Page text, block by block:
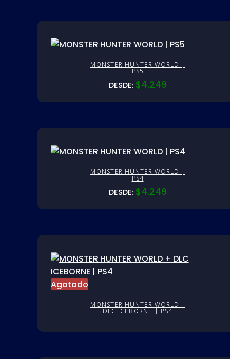
MONSTER HUNTER WORLD |
PS5
DESDE: $4.249
MONSTER HUNTER WORLD |
PS4
DESDE: $4.249
Agotado
MONSTER HUNTER WORLD +
DLC ICEBORNE | PS4